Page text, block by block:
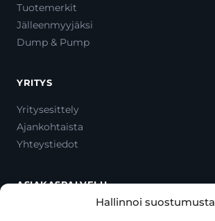
Hallinnoi suostumusta
Tuotemerkit
Jälleenmyyjäksi
Dump & Pump
YRITYS
Yritysesittely
Ajankohtaista
Yhteystiedot
ASIAKASPALVELU